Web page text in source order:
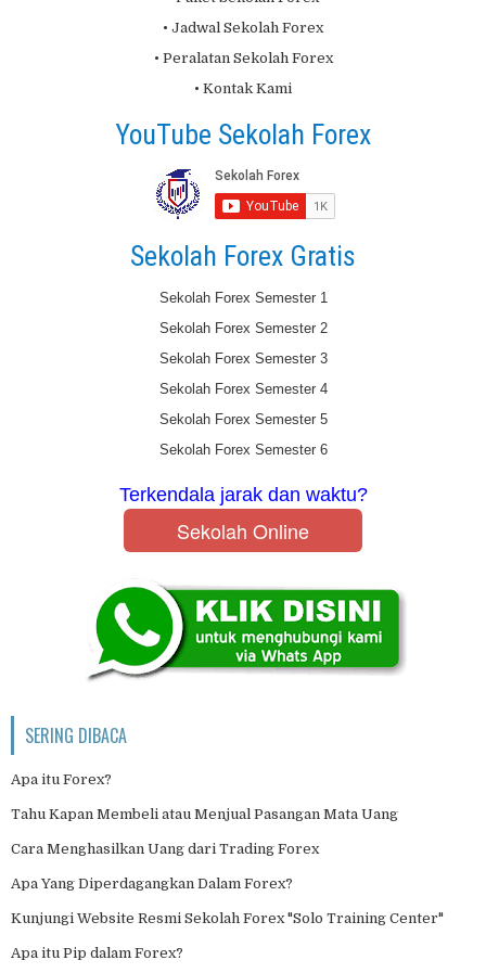
• Jadwal Sekolah Forex
• Peralatan Sekolah Forex
• Kontak Kami
YouTube Sekolah Forex
Sekolah Forex Gratis
Sekolah Forex Semester 1
Sekolah Forex Semester 2
Sekolah Forex Semester 3
Sekolah Forex Semester 4
Sekolah Forex Semester 5
Sekolah Forex Semester 6
Terkendala jarak dan waktu?
Sekolah Online
SERING DIBACA
Apa itu Forex?
Tahu Kapan Membeli atau Menjual Pasangan Mata Uang
Cara Menghasilkan Uang dari Trading Forex
Apa Yang Diperdagangkan Dalam Forex?
Kunjungi Website Resmi Sekolah Forex "Solo Training Center"
Apa itu Pip dalam Forex?